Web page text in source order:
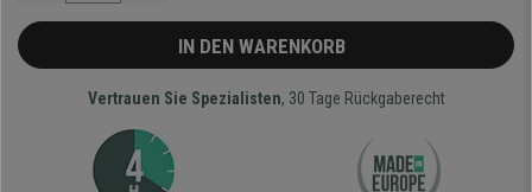
IN DEN WARENKORB
Vertrauen Sie Spezialisten, 30 Tage Rückgaberecht